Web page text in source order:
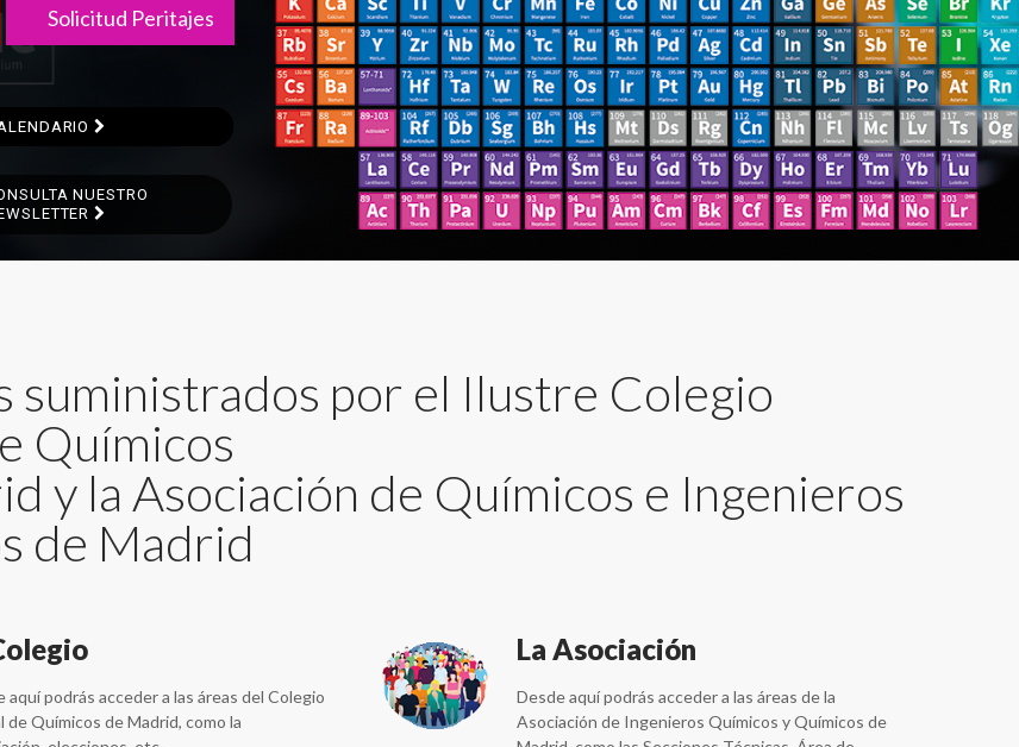
NUESTRO
Solicitud Peritajes
suministrados por el Ilustre Colegio
Químicos
y la Asociación de Químicos e Ingenieros
de Madrid
aquí podrás acceder a las áreas del Colegio
de Químicos de Madrid, como la
La Asociación
Desde aquí podrás acceder a las áreas de la
Asociación de Ingenieros Químicos y Químicos de